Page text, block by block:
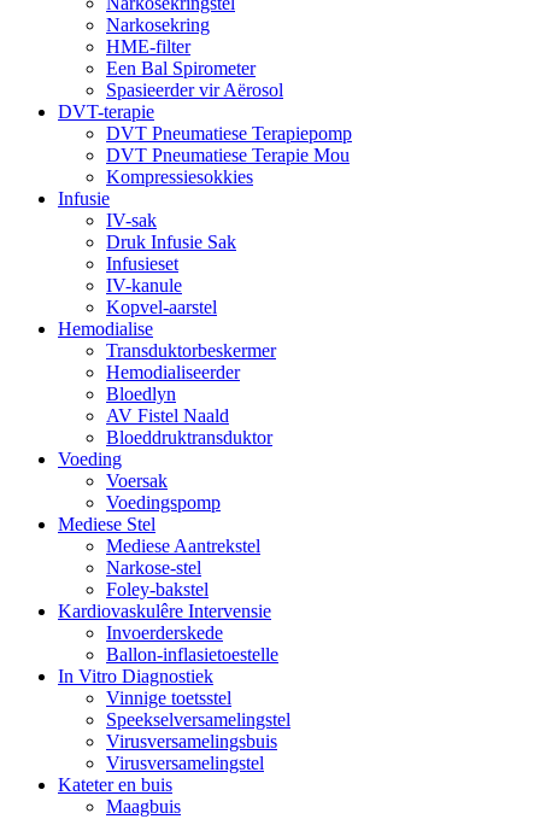
Narkosekring
HME-filter
Een Bal Spirometer
Spasieerder vir Aërosol
DVT-terapie
DVT Pneumatiese Terapiepomp
DVT Pneumatiese Terapie Mou
Kompressiesokkies
Infusie
IV-sak
Druk Infusie Sak
Infusieset
IV-kanule
Kopvel-aarstel
Hemodialise
Transduktorbeskermer
Hemodialiseerder
Bloedlyn
AV Fistel Naald
Bloeddruktransduktor
Voeding
Voersak
Voedingspomp
Mediese Stel
Mediese Aantrekstel
Narkose-stel
Foley-bakstel
Kardiovaskulêre Intervensie
Invoerderskede
Ballon-inflasietoestelle
In Vitro Diagnostiek
Vinnige toetsstel
Speekselversamelingstel
Virusversamelingsbuis
Virusversamelingstel
Kateter en buis
Maagbuis